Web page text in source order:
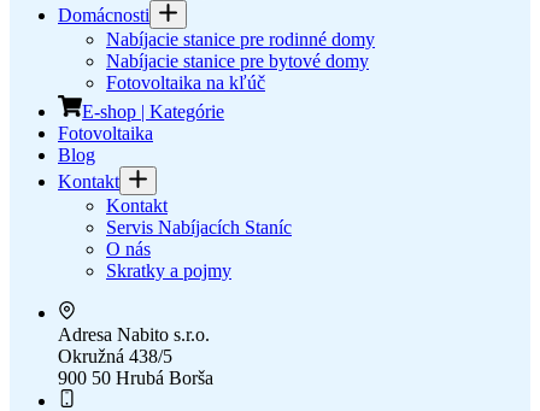
Domácnosti
Nabíjacie stanice pre rodinné domy
Nabíjacie stanice pre bytové domy
Fotovoltaika na kľúč
E-shop | Kategórie
Fotovoltaika
Blog
Kontakt
Kontakt
Servis Nabíjacích Staníc
O nás
Skratky a pojmy
Adresa Nabito s.r.o.
Okružná 438/5
900 50 Hrubá Borša